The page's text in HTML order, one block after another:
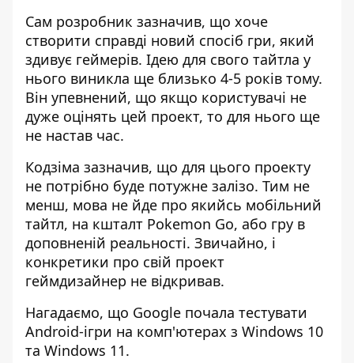
Сам розробник зазначив, що хоче
створити справді новий спосіб гри, який
здивує геймерів. Ідею для свого тайтла у
нього виникла ще близько 4-5 років тому.
Він упевнений, що якщо користувачі не
дуже оцінять цей проект, то для нього ще
не настав час.
Кодзіма зазначив, що для цього проекту
не потрібно буде потужне залізо. Тим не
менш, мова не йде про якийсь мобільний
тайтл, на кшталт Pokemon Go, або гру в
доповненій реальності. Звичайно, і
конкретики про свій проект
геймдизайнер не відкривав.
Нагадаємо, що Google почала тестувати
Android-ігри на комп'ютерах з Windows 10
та Windows 11.